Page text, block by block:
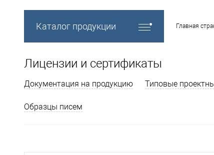
Каталог продукции Главная
Лицензии и сертификаты
Документация на продукцию Типовые
Образцы писем